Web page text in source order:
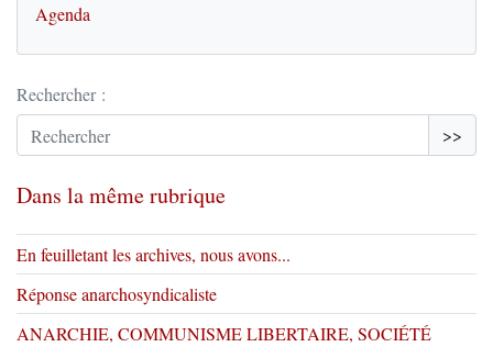
Agenda
Rechercher :
>>
Dans la même rubrique
En feuilletant les archives, nous avons...
Réponse anarchosyndicaliste
ANARCHIE, COMMUNISME LIBERTAIRE, SOCIÉTÉ